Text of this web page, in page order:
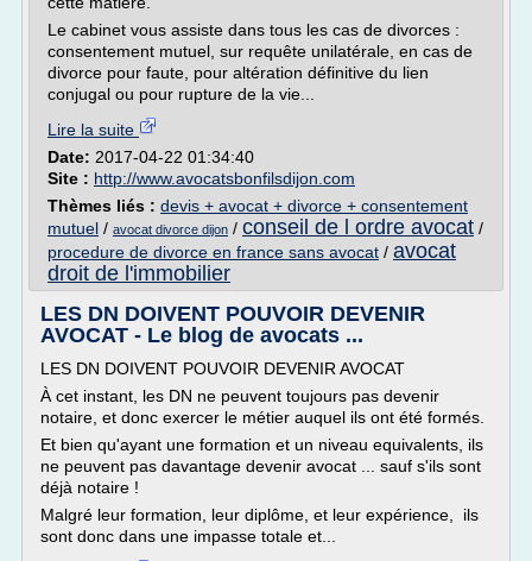
Le cabinet vous assiste dans tous les cas de divorces :
consentement mutuel, sur requête unilatérale, en cas de
divorce pour faute, pour altération définitive du lien
conjugal ou pour rupture de la vie...
Lire la suite
Date: 2017-04-22 01:34:40
Site : http://www.avocatsbonfilsdijon.com
Thèmes liés : devis + avocat + divorce + consentement
mutuel / avocat divorce dijon / conseil de l ordre avocat /
procedure de divorce en france sans avocat / avocat
droit de l'immobilier
LES DN DOIVENT POUVOIR DEVENIR
AVOCAT - Le blog de avocats ...
LES DN DOIVENT POUVOIR DEVENIR AVOCAT
À cet instant, les DN ne peuvent toujours pas devenir
notaire, et donc exercer le métier auquel ils ont été formés.
Et bien qu'ayant une formation et un niveau equivalents, ils
ne peuvent pas davantage devenir avocat ... sauf s'ils sont
déjà notaire !
Malgré leur formation, leur diplôme, et leur expérience, ils
sont donc dans une impasse totale et...